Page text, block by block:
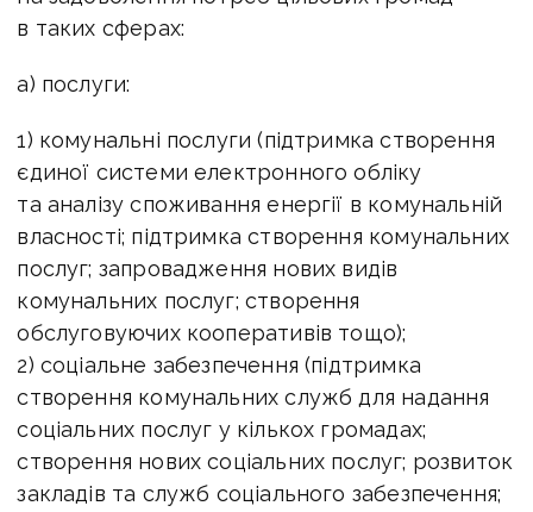
в таких сферах:
а) послуги:
1) комунальні послуги (підтримка створення
єдиної системи електронного обліку
та аналізу споживання енергії в комунальній
власності; підтримка створення комунальних
послуг; запровадження нових видів
комунальних послуг; створення
обслуговуючих кооперативів тощо);
2) соціальне забезпечення (підтримка
створення комунальних служб для надання
соціальних послуг у кількох громадах;
створення нових соціальних послуг; розвиток
закладів та служб соціального забезпечення;